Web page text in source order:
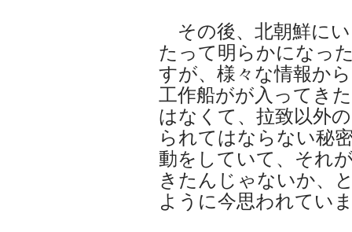
その後、北朝鮮に
たって明らかになっ
すが、様々な情報か
工作船がが入ってき
はなくて、拉致以外
られてはならない秘
動をしていて、それ
きたんじゃないか、
ように今思われてい